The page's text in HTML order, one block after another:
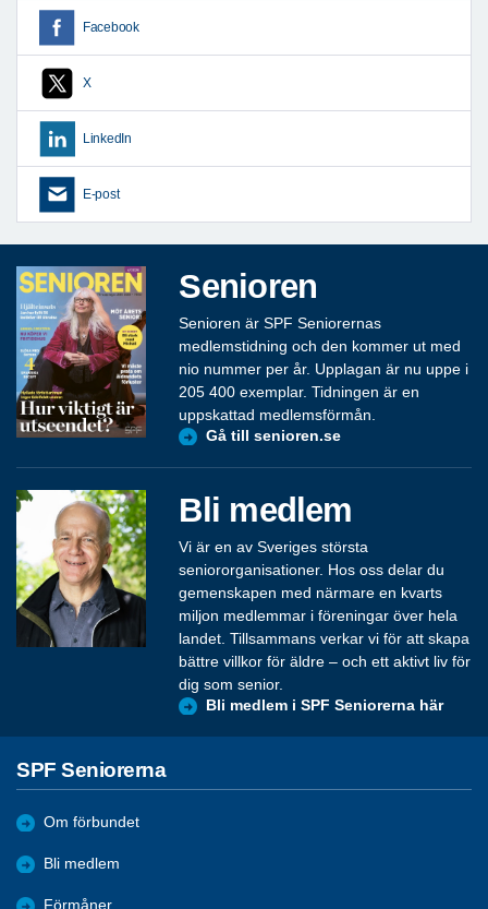
Facebook
X
LinkedIn
E-post
Senioren
Senioren är SPF Seniorernas
medlemstidning och den kommer ut med
nio nummer per år. Upplagan är nu uppe i
205 400 exemplar. Tidningen är en
uppskattad medlemsförmån.
Gå till senioren.se
Bli medlem
Vi är en av Sveriges största
seniororganisationer. Hos oss delar du
gemenskapen med närmare en kvarts
miljon medlemmar i föreningar över hela
landet. Tillsammans verkar vi för att skapa
bättre villkor för äldre – och ett aktivt liv för
dig som senior.
Bli medlem i SPF Seniorerna här
SPF Seniorerna
Om förbundet
Bli medlem
Förmåner